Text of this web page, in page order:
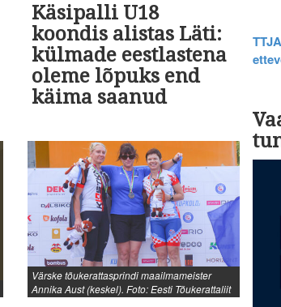
Käsipalli U18
koondis alistas Läti:
külmade eestlastena
oleme lõpuks end
käima saanud
Värske tõukerattasprindi maailmameister
Annika Aust (keskel). Foto: Eesti Tõukerattaliit